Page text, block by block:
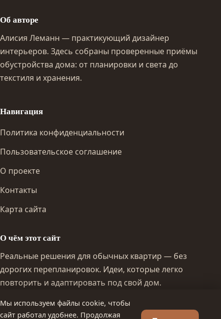
Об авторе
Алисия Леманн — практикующий дизайнер
интерьеров. Здесь собраны проверенные приёмы
обустройства дома: от планировки и света до
текстиля и хранения.
Навигация
Политика конфиденциальности
Пользовательское соглашение
О проекте
Контакты
Карта сайта
О чём этот сайт
Реальные решения для обычных квартир — без
дорогих перепланировок. Идеи, которые легко
повторить и адаптировать под свой дом.
Мы используем файлы cookie, чтобы
сайт работал удобнее. Продолжая